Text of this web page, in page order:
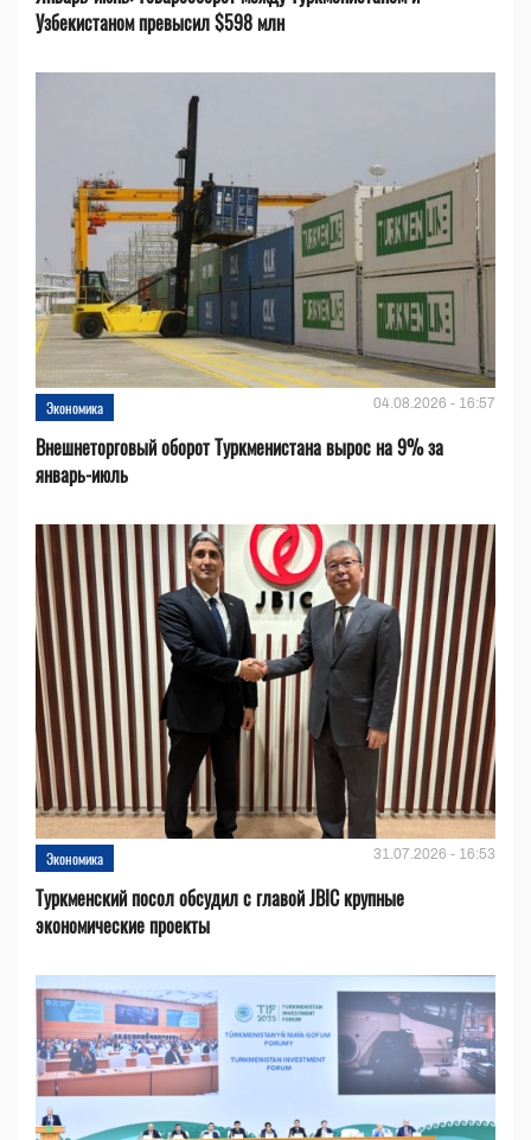
Узбекистаном превысил $598 млн
Экономика 04.08.2026 - 16:57
Внешнеторговый оборот Туркменистана вырос на 9% за
январь-июль
Экономика 31.07.2026 - 16:53
Туркменский посол обсудил с главой JBIC крупные
экономические проекты